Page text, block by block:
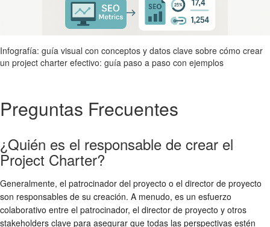
Infografía: guía visual con conceptos y datos clave sobre cómo crear
un project charter efectivo: guía paso a paso con ejemplos
Preguntas Frecuentes
¿Quién es el responsable de crear el
Project Charter?
Generalmente, el patrocinador del proyecto o el director de proyecto
son responsables de su creación. A menudo, es un esfuerzo
colaborativo entre el patrocinador, el director de proyecto y otros
stakeholders clave para asegurar que todas las perspectivas estén